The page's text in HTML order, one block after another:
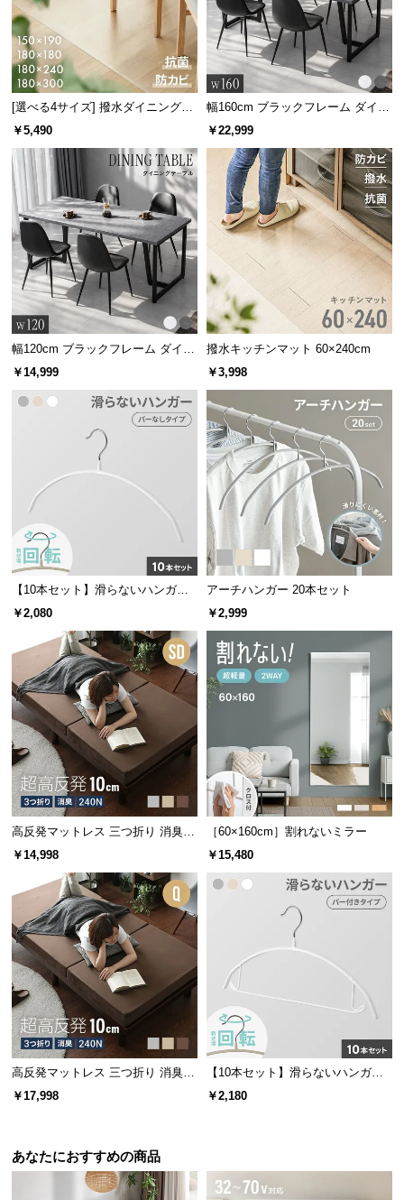
報
[選べる4サイズ] 撥水ダイニングマ
ット
￥5,490
幅160cm ブラックフレーム ダイニ
ングテーブル 大理石調 4人掛け
￥22,999
幅120cm ブラックフレーム ダイニ
ングテーブル 大理石調 4人掛け
￥14,999
撥水キッチンマット 60×240cm
￥3,998
【10本セット】滑らないハンガー
回転フック
￥2,080
アーチハンガー 20本セット
￥2,999
高反発マットレス 三つ折り 消臭
高密度ハード 厚さ10cm SD
￥14,998
［60×160cm］割れないミラー
￥15,480
高反発マットレス 三つ折り 消臭
高密度ハード 厚さ10cm Q
￥17,998
【10本セット】滑らないハンガー
バー付き 回転フック
￥2,180
あなたにおすすめの商品